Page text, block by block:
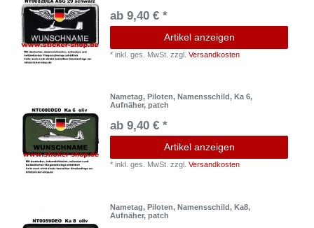
ab 9,40 € *
Artikel anzeigen
*inkl. ges. MwSt. zzgl.Versandkosten
Nametag, Piloten, Namensschild, Ka 6,
Aufnäher, patch
ab 9,40 € *
Artikel anzeigen
*inkl. ges. MwSt. zzgl.Versandkosten
Nametag, Piloten, Namensschild, Ka8,
Aufnäher, patch